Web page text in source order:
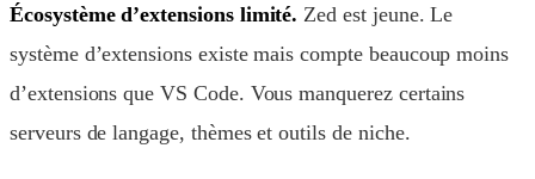
Écosystème d’extensions limité. Zed est jeune. Le
système d’extensions existe mais compte beaucoup moins
d’extensions que VS Code. Vous manquerez certains
serveurs de langage, thèmes et outils de niche.